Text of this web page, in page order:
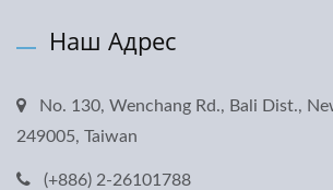
Наш Адрес
No. 130, Wenchang Rd., Bali Dist.,
249005, Taiwan
(+886) 2-26101788